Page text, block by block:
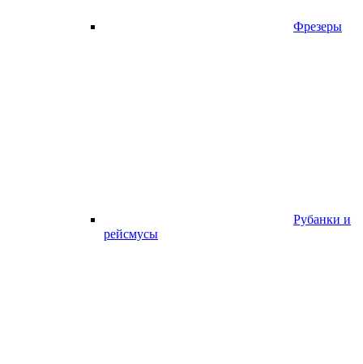
Фрезеры
Рубанки и
рейсмусы